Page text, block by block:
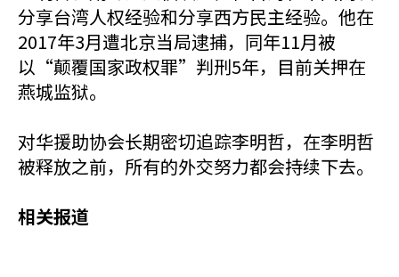
分享台湾人权经验和分享西方民主经验。他在
2017年3月遭北京当局逮捕，同年11月被
以“颠覆国家政权罪”判刑5年，目前关押在
燕城监狱。
对华援助协会长期密切追踪李明哲，在李明哲
被释放之前，所有的外交努力都会持续下去。
相关报道